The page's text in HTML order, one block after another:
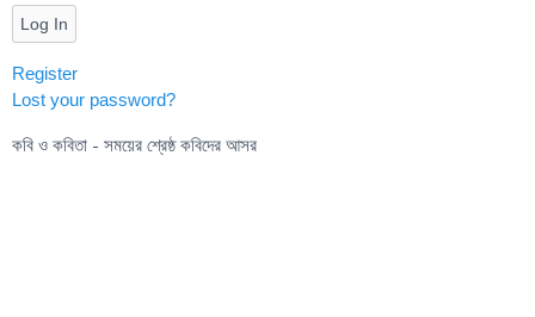
Log In
Register
Lost your password?
কবি ও কবিতা - সময়ের শ্রেষ্ঠ কবিদের আসর